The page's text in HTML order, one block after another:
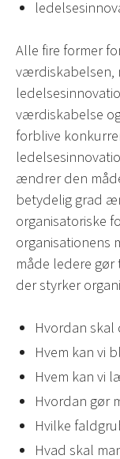
Alle fire former
værdiskabelsen,
værdiskabelse
forblive
ændrer den
betydelig grad
organisatoriske
organisationens
måde ledere gør
der styrker
Hvordan skal
Hvem kan vi
Hvem kan vi
Hvordan gør
Hvilke
Hvad skal